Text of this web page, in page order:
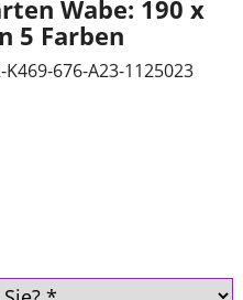
Wabe: 190 x
5 Farben
K469-676-A23-1125023